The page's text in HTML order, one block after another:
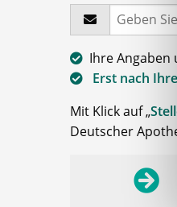
Ihre Angaben
Erst nach
Mit Klick auf „
Deutscher